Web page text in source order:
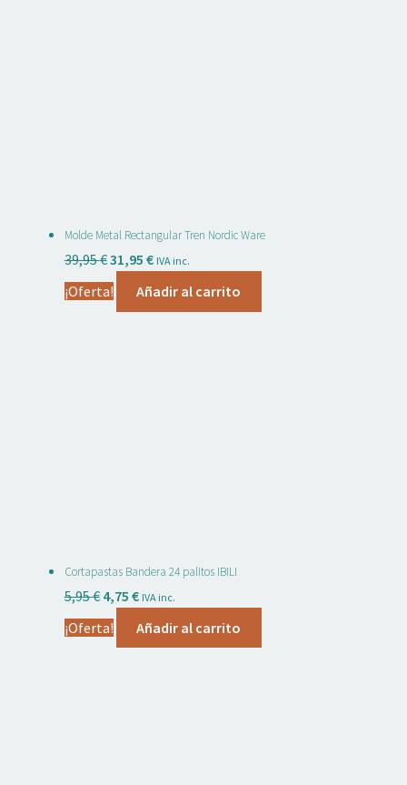
Molde Metal Rectangular Tren Nordic Ware
39,95€ El
precio
original
31,95 €ElIVA inc.
¡Oferta! Añadir al carrito
Cortapastas Bandera 24 palitos IBILI
5,95€ El
precio
original
4,75 €ElIVA inc.
¡Oferta! Añadir al carrito